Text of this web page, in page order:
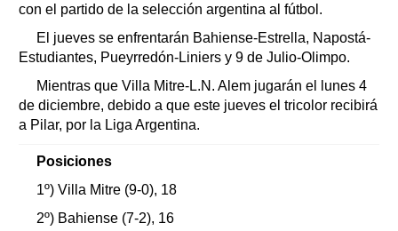
con el partido de la selección argentina al fútbol.
El jueves se enfrentarán Bahiense-Estrella, Napostá-
Estudiantes, Pueyrredón-Liniers y 9 de Julio-Olimpo.
Mientras que Villa Mitre-L.N. Alem jugarán el lunes 4
de diciembre, debido a que este jueves el tricolor recibirá
a Pilar, por la Liga Argentina.
Posiciones
1º) Villa Mitre (9-0), 18
2º) Bahiense (7-2), 16